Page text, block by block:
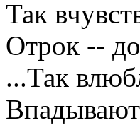
Так
Отрок --
...Так